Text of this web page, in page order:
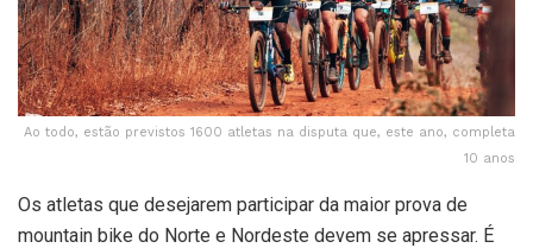
Ao todo, estão previstos 1600 atletas na disputa que, este ano, completa
10 anos
Os atletas que desejarem participar da maior prova de
mountain bike do Norte e Nordeste devem se apressar. É